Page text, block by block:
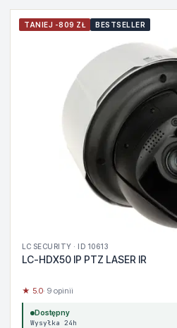
TANIEJ -809 ZŁ BESTSELLER
LC SECURITY · ID 10613
LC-HDX50 IP PTZ LASER IR
★ 5.0· 9 opinii
Dostępny
Wysyłka 24h